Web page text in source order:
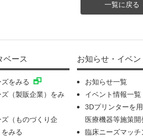
一覧に戻る
ベース
ズをみる
ズ（製販企業）をみ
ズ（ものづくり企
みる
お知らせ・イベン
お知らせ一覧
イベント情報一覧
3Dプリンターを
医療機器等施策開
臨床ニーズマッチ